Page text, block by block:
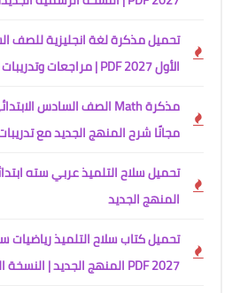
تحميل مذكرة لغة انجليزية للصف
الأول 2027 PDF | مراجعات وتدريبات المنهج الجديد
مجانًا شرح المنهج الجديد مع
المنهج الجديد
تحميل كتاب سلاح التلميذ رياضيات
2027 PDF المنهج الجديد | النسخة الكاملة مجانًا